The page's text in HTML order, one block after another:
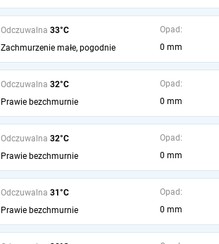
Odczuwalna 33°C
Zachmurzenie małe, pogodnie
Opad:
0 mm
Odczuwalna 32°C
Prawie bezchmurnie
Opad:
0 mm
Odczuwalna 32°C
Prawie bezchmurnie
Opad:
0 mm
Odczuwalna 31°C
Prawie bezchmurnie
Opad:
0 mm